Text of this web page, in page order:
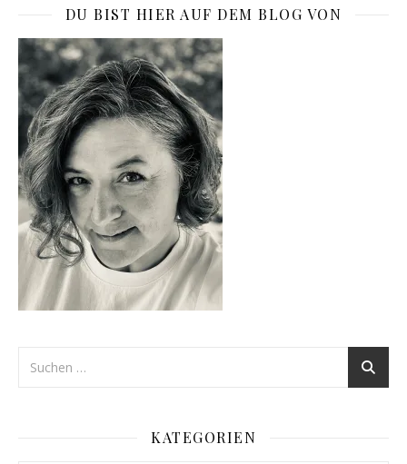
DU BIST HIER AUF DEM BLOG VON
KATEGORIEN